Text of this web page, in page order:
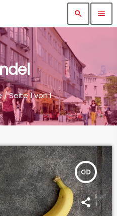
search menu
/ Seite 1 von 1
insert_link